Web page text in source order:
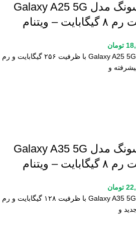
گوشی موبایل سامسونگ مدل Galaxy A25 5G
تومان
گوشی موبایل سامسونگ مدل Galaxy A25 5G با ظرفیت ۲۵۶ گیگابایت و رم
گوشی موبایل سامسونگ مدل Galaxy A35 5G
تومان
گوشی موبایل سامسونگ مدل Galaxy A35 5G با ظرفیت ۱۲۸ گیگابایت و رم